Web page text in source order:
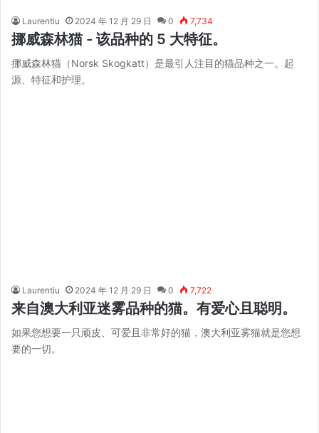
Laurentiu 2024 年 12 月 29 日 0 7,734
挪威森林猫 - 该品种的 5 大特征。
挪威森林猫（Norsk Skogkatt）是最引人注目的猫品种之一。起
源、特征和护理。
Laurentiu 2024 年 12 月 29 日 0 7,722
来自澳大利亚迷雾品种的猫。有爱心且聪明。
如果您想要一只顽皮、可爱且非常好的猫，澳大利亚雾猫就是您想
要的一切。